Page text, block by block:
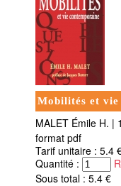
Mobilités et vie
MALET Émile H. |
format pdf
Tarif unitaire : 5.4
Quantité :
Sous total : 5.4 €